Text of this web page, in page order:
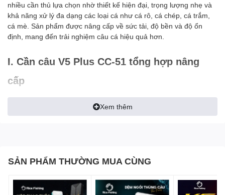
nhiều cần thủ lựa chọn nhờ thiết kế hiện đại, trọng lượng nhẹ và
khả năng xử lý đa dạng các loại cá như cá rô, cá chép, cá trắm,
cá mè. Sản phẩm được nâng cấp về sức tải, độ bền và độ ổn
định, mang đến trải nghiệm câu cá hiệu quả hơn.
I. Cần câu V5 Plus CC-51 tổng hợp nâng
cấp
Cần câu V5 Plus CC-51 sở hữu khả năng phân bổ lực đồng đều
từ ngọn đến gốc cần, giúp bo cá ổn định và hạn chế mất sức khi
chiến cá lớn. Độ cứng được tối ưu, hỗ trợ tải cá từ khoảng 500g
II. Những ưu điểm nổi bật của cần V5 Plus
tổng hợp
Xem thêm
SẢN PHẨM THƯỜNG MUA CÙNG